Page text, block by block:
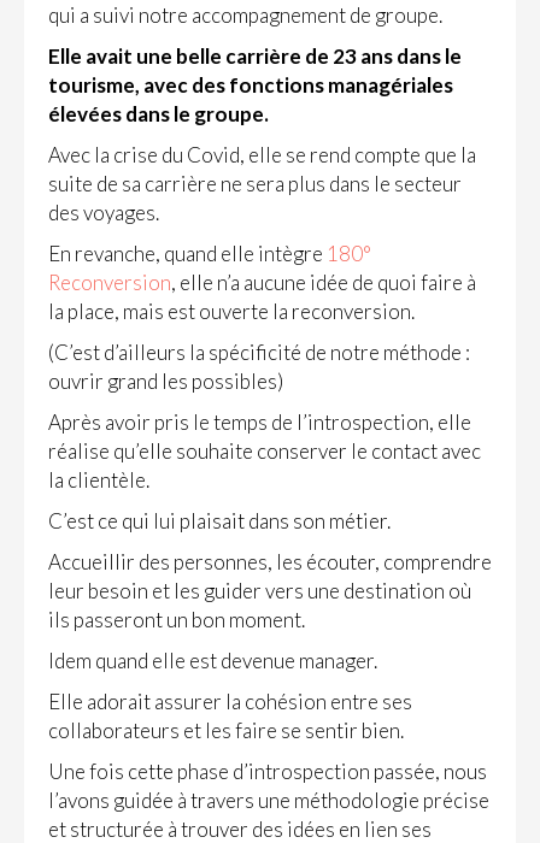
qui a suivi notre accompagnement de groupe.
Elle avait une belle carrière de 23 ans dans le
tourisme, avec des fonctions managériales
élevées dans le groupe.
Avec la crise du Covid, elle se rend compte que la
suite de sa carrière ne sera plus dans le secteur
des voyages.
En revanche, quand elle intègre 180°
Reconversion, elle n’a aucune idée de quoi faire à
la place, mais est ouverte la reconversion.
(C’est d’ailleurs la spécificité de notre méthode :
ouvrir grand les possibles)
Après avoir pris le temps de l’introspection, elle
réalise qu’elle souhaite conserver le contact avec
la clientèle.
C’est ce qui lui plaisait dans son métier.
Accueillir des personnes, les écouter, comprendre
leur besoin et les guider vers une destination où
ils passeront un bon moment.
Idem quand elle est devenue manager.
Elle adorait assurer la cohésion entre ses
collaborateurs et les faire se sentir bien.
Une fois cette phase d’introspection passée, nous
l’avons guidée à travers une méthodologie précise
et structurée à trouver des idées en lien ses